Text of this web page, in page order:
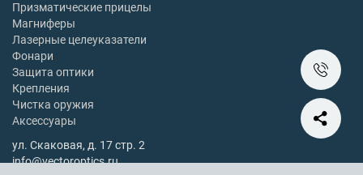
Призматические прицелы
Магниферы
Лазерные целеуказатели
Фонари
Защита оптики
Крепления
Чистка оружия
Аксессуары
ул. Скаковая, д. 17 стр. 2
info@vectoroptics.ru